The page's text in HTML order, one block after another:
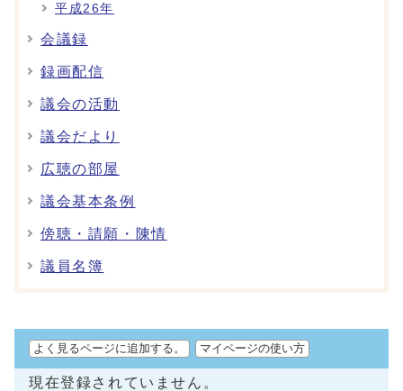
平成26年
会議録
録画配信
議会の活動
議会だより
広聴の部屋
議会基本条例
傍聴・請願・陳情
議員名簿
よく見るページに追加する。 マイページの使い方
現在登録されていません。